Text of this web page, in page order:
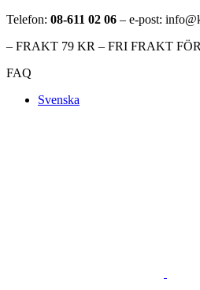
Telefon: 08-611 02 06 – e-post:
– FRAKT 79 KR – FRI FRAKT
FAQ
Svenska